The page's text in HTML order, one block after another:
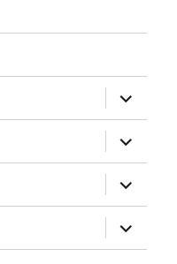
anzeigen
anzeigen
anzeigen
anzeigen